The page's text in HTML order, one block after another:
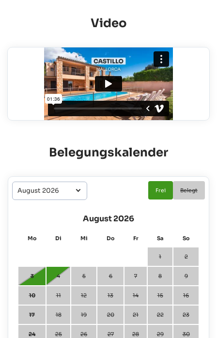
Video
Belegungskalender
Frei Belegt
August 2026
Mo Di Mi Do Fr Sa So
1 2
3 4 5 6 7 8 9
10 11 12 13 14 15 16
17 18 19 20 21 22 23
24 25 26 27 28 29 30